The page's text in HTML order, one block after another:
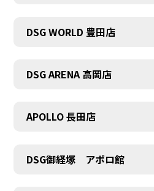
DSG WORLD 豊田店
DSG ARENA 高岡店
APOLLO 長田店
DSG御経塚 アポロ館